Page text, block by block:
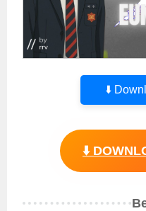
⬇️
⬇️